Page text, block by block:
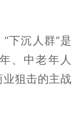
下沉人群”是
、中老年人
狙击的主战